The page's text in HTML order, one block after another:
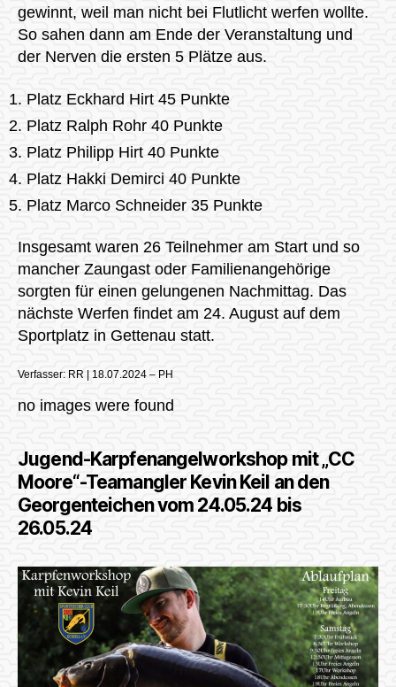
gewinnt, weil man nicht bei Flutlicht werfen wollte.
So sahen dann am Ende der Veranstaltung und
der Nerven die ersten 5 Plätze aus.
Platz Eckhard Hirt 45 Punkte
Platz Ralph Rohr 40 Punkte
Platz Philipp Hirt 40 Punkte
Platz Hakki Demirci 40 Punkte
Platz Marco Schneider 35 Punkte
Insgesamt waren 26 Teilnehmer am Start und so
mancher Zaungast oder Familienangehörige
sorgten für einen gelungenen Nachmittag. Das
nächste Werfen findet am 24. August auf dem
Sportplatz in Gettenau statt.
Verfasser: RR | 18.07.2024 – PH
no images were found
Jugend-Karpfenangelworkshop mit „CC
Moore“-Teamangler Kevin Keil an den
Georgenteichen vom 24.05.24 bis
26.05.24